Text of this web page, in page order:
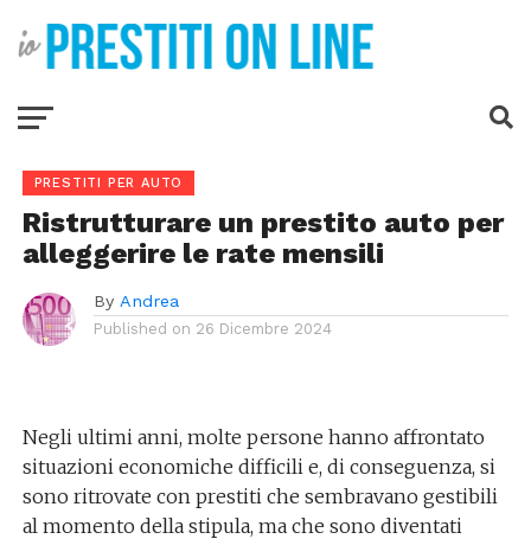
PRESTITI PER AUTO
Ristrutturare un prestito auto per
alleggerire le rate mensili
By Andrea
Published on 26 Dicembre 2024
Negli ultimi anni, molte persone hanno affrontato
situazioni economiche difficili e, di conseguenza, si
sono ritrovate con prestiti che sembravano gestibili
al momento della stipula, ma che sono diventati